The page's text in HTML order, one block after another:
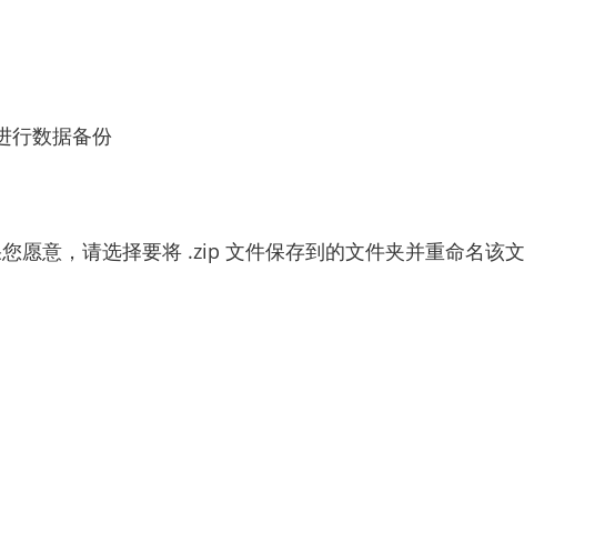
行数据备份
愿意，请选择要将 .zip 文件保存到的文件夹并重命名该文